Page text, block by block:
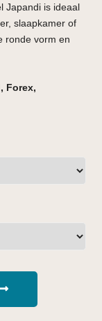
Japandi is ideaal
slaapkamer of
ronde vorm en
Forex,